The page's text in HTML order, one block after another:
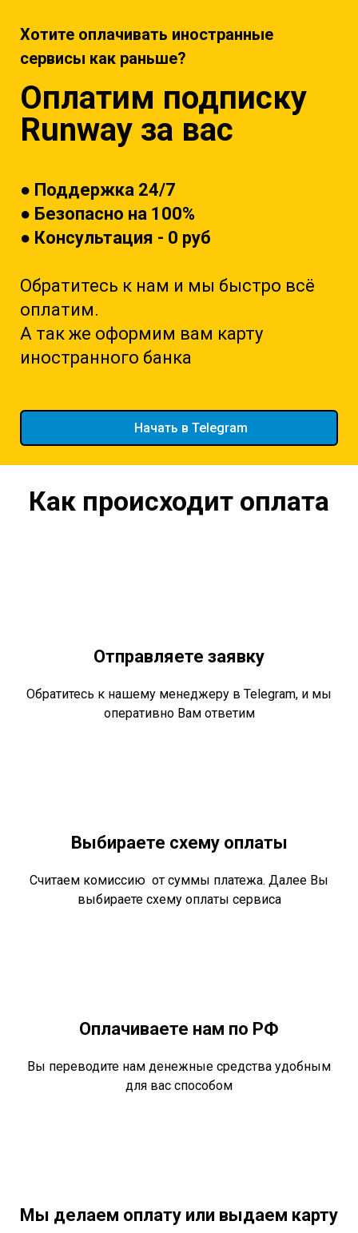
Хотите оплачивать иностранные
сервисы как раньше?
Оплатим подписку
Runway за вас
● Поддержка 24/7
● Безопасно на 100%
● Консультация - 0 руб
Обратитесь к нам и мы быстро всё
оплатим.
А так же оформим вам карту
иностранного банка
Начать в Telegram
Как происходит оплата
Отправляете заявку
Обратитесь к нашему менеджеру в Telegram, и мы
оперативно Вам ответим
Выбираете схему оплаты
Считаем комиссию от суммы платежа. Далее Вы
выбираете схему оплаты сервиса
Оплачиваете нам по РФ
Вы переводите нам денежные средства удобным
для вас способом
Мы делаем оплату или выдаем карту